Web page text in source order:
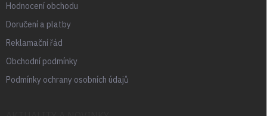
Hodnocení obchodu
Doručení a platby
Reklamační řád
Obchodní podmínky
Podmínky ochrany osobních údajů